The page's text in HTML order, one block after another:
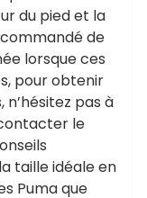
du pied et la
de
lorsque ces
pour obtenir
n’hésitez pas à
le
taille idéale en
Puma que